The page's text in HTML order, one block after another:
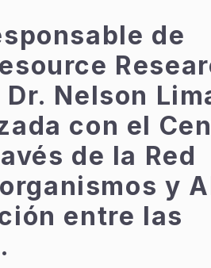
de
Nelson
con el
de la Red
y
entre las